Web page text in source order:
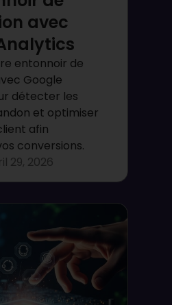
avec
entonnoir de
Google
détecter les
et optimiser
afin
conversions.
29, 2026